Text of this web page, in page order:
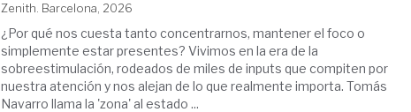
Zenith. Barcelona, 2026
¿Por qué nos cuesta tanto concentrarnos, mantener el foco o
simplemente estar presentes? Vivimos en la era de la
sobreestimulación, rodeados de miles de inputs que compiten por
nuestra atención y nos alejan de lo que realmente importa. Tomás
Navarro llama la 'zona' al estado ...